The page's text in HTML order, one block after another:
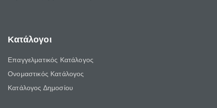
Κατάλογοι
Επαγγελματικός Κατάλογος
Ονομαστικός Κατάλογος
Κατάλογος Δημοσίου